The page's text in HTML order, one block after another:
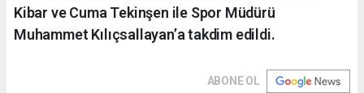
Kibar ve Cuma Tekinşen ile Spor Müdürü
Muhammet Kılıçsallayan’a takdim edildi.
ABONE OL